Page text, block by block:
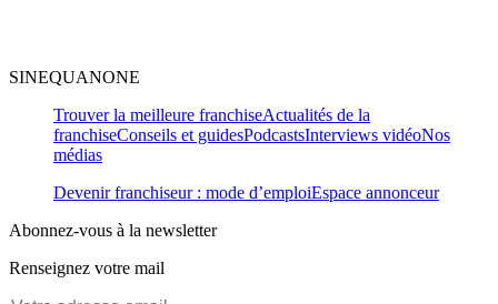
SINEQUANONE
Trouver la meilleure franchiseActualités de la
franchiseConseils et guidesPodcastsInterviews vidéoNos
médias
Devenir franchiseur : mode d’emploiEspace annonceur
Abonnez-vous à la newsletter
Renseignez votre mail